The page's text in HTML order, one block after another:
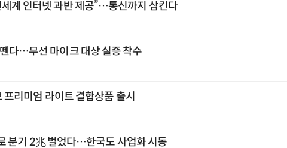
계 인터넷 과반 제공”…통신까지 삼킨다
다…무선 마이크 대상 실증 착수
리미엄 라이트 결합상품 출시
분기 2兆 벌었다…한국도 사업화 시동